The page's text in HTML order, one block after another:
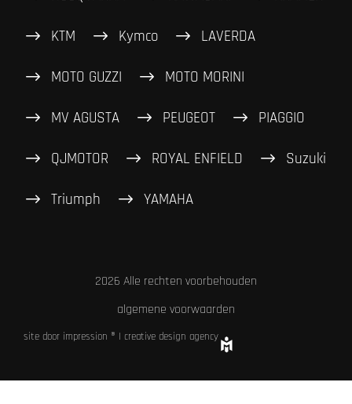
KTM Kymco LAVERDA
MOTO GUZZI MOTO MORINI
MV AGUSTA PEUGEOT PIAGGIO
QJMOTOR ROYAL ENFIELD Suzuki
Triumph YAMAHA
2026 Alle rechten voorbehouden
algemene voorwaarden
site door impression ® | creative design agency